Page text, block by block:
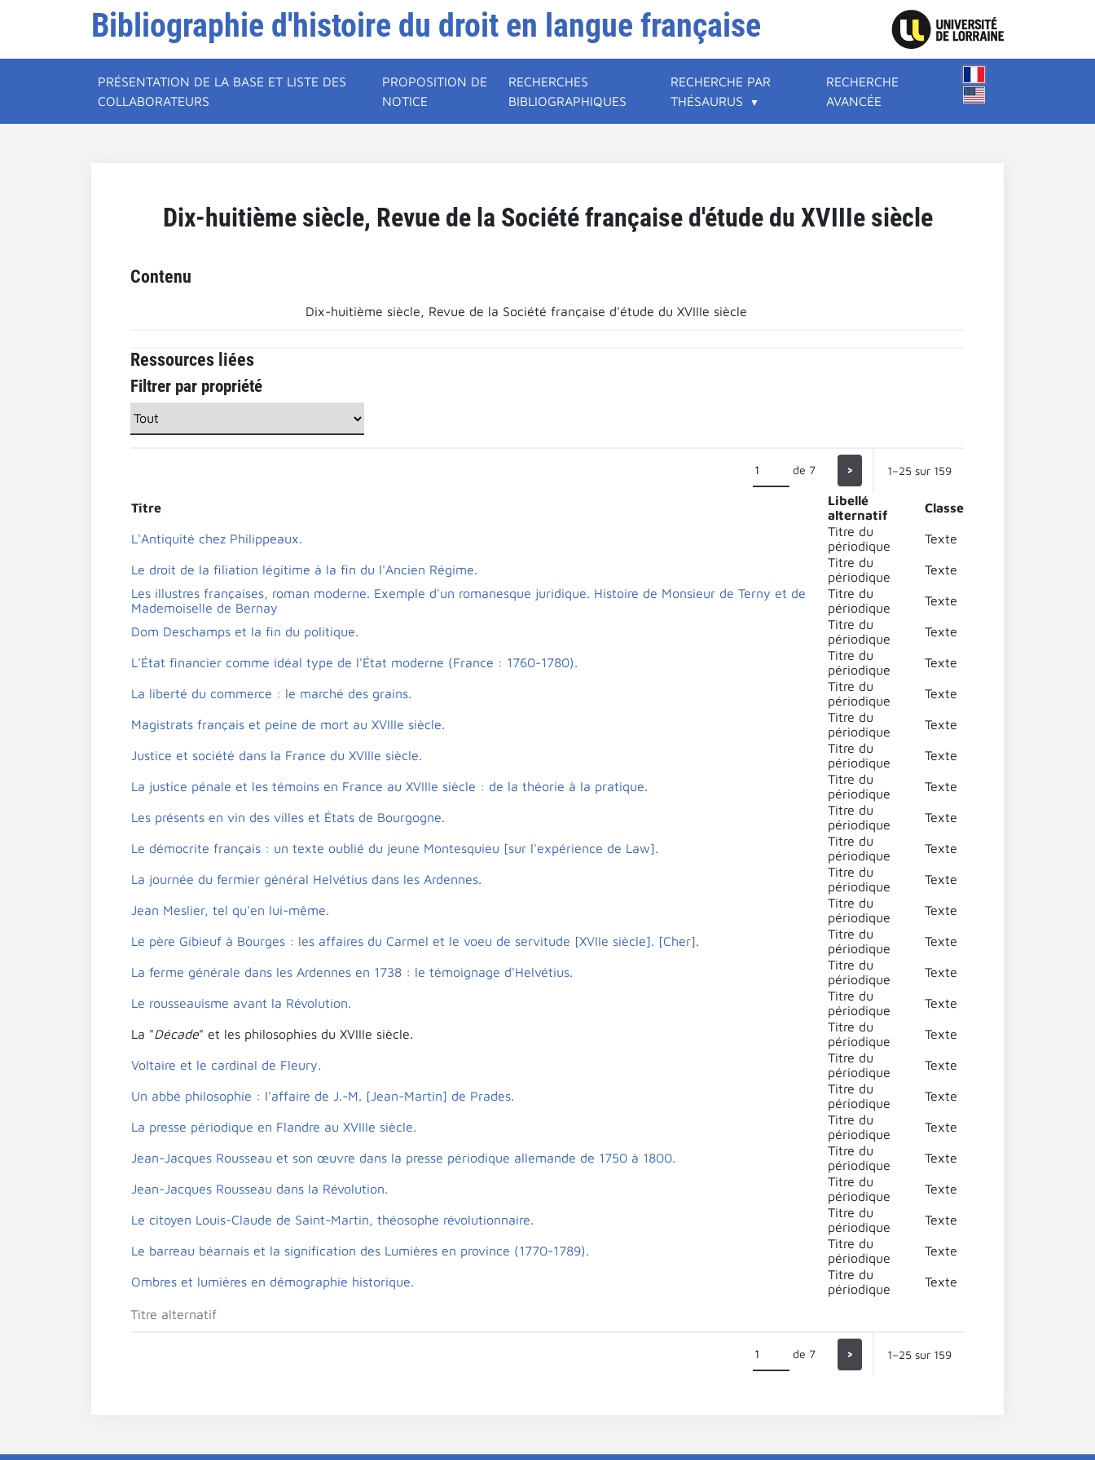
Bibliographie d'histoire du droit en langue française
PRÉSENTATION DE LA BASE ET LISTE DES
COLLABORATEURS
PROPOSITION DE
NOTICE
RECHERCHES
BIBLIOGRAPHIQUES
RECHERCHE PAR
THÉSAURUS
RECHERCHE
AVANCÉE
Dix-huitième siècle, Revue de la Société française d'étude du XVIIIe siècle
Contenu
Dix-huitième siècle, Revue de la Société française d'étude du XVIIIe siècle
Ressources liées
Filtrer par propriété
de 7 > 1–25 sur 159
Titre alternatif
Titre
Libellé
alternatif
Classe
L'Antiquité chez Philippeaux.
Titre du
périodique
Texte
Le droit de la filiation légitime à la fin du l'Ancien Régime.
Titre du
périodique
Texte
Les illustres françaises, roman moderne. Exemple d'un romanesque juridique. Histoire de Monsieur de Terny et de
Mademoiselle de Bernay
Titre du
périodique
Texte
Dom Deschamps et la fin du politique.
Titre du
périodique
Texte
L'État financier comme idéal type de l'État moderne (France : 1760-1780).
Titre du
périodique
Texte
La liberté du commerce : le marché des grains.
Titre du
périodique
Texte
Magistrats français et peine de mort au XVIIIe siècle.
Titre du
périodique
Texte
Justice et société dans la France du XVIIIe siècle.
Titre du
périodique
Texte
La justice pénale et les témoins en France au XVIIIe siècle : de la théorie à la pratique.
Titre du
périodique
Texte
Les présents en vin des villes et États de Bourgogne.
Titre du
périodique
Texte
Le démocrite français : un texte oublié du jeune Montesquieu [sur l'expérience de Law].
Titre du
périodique
Texte
La journée du fermier général Helvétius dans les Ardennes.
Titre du
périodique
Texte
Jean Meslier, tel qu'en lui-même.
Titre du
périodique
Texte
Le père Gibieuf à Bourges : les affaires du Carmel et le voeu de servitude [XVIIe siècle]. [Cher].
Titre du
périodique
Texte
La ferme générale dans les Ardennes en 1738 : le témoignage d'Helvétius.
Titre du
périodique
Texte
Le rousseauisme avant la Révolution.
Titre du
périodique
Texte
La "Décade" et les philosophies du XVIIIe siècle.
Titre du
périodique
Texte
Voltaire et le cardinal de Fleury.
Titre du
périodique
Texte
Un abbé philosophie : l'affaire de J.-M. [Jean-Martin] de Prades.
Titre du
périodique
Texte
La presse périodique en Flandre au XVIIIe siècle.
Titre du
périodique
Texte
Jean-Jacques Rousseau et son œuvre dans la presse périodique allemande de 1750 à 1800.
Titre du
périodique
Texte
Jean-Jacques Rousseau dans la Révolution.
Titre du
périodique
Texte
Le citoyen Louis-Claude de Saint-Martin, théosophe révolutionnaire.
Titre du
périodique
Texte
Le barreau béarnais et la signification des Lumières en province (1770-1789).
Titre du
périodique
Texte
Ombres et lumières en démographie historique.
Titre du
périodique
Texte
de 7 > 1–25 sur 159